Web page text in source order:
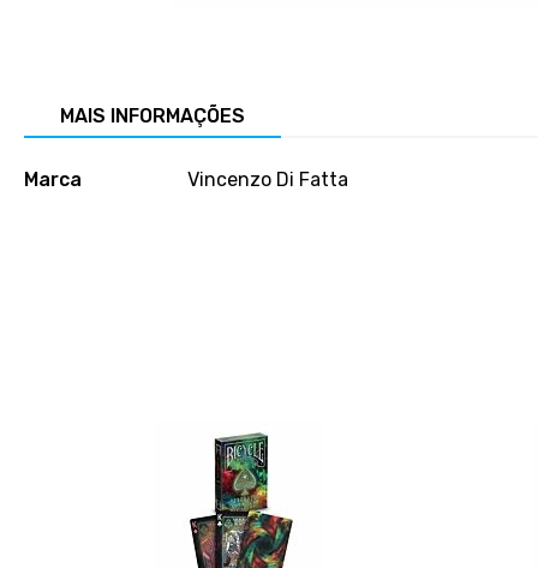
de
MAIS INFORMAÇÕES
Mais
Marca Vincenzo Di Fatta